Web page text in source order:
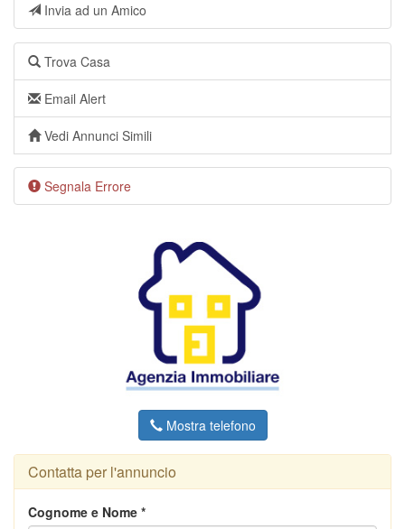
Invia ad un Amico
Trova Casa
Email Alert
Vedi Annunci Simili
Segnala Errore
Mostra telefono
Contatta per l'annuncio
Cognome e Nome *